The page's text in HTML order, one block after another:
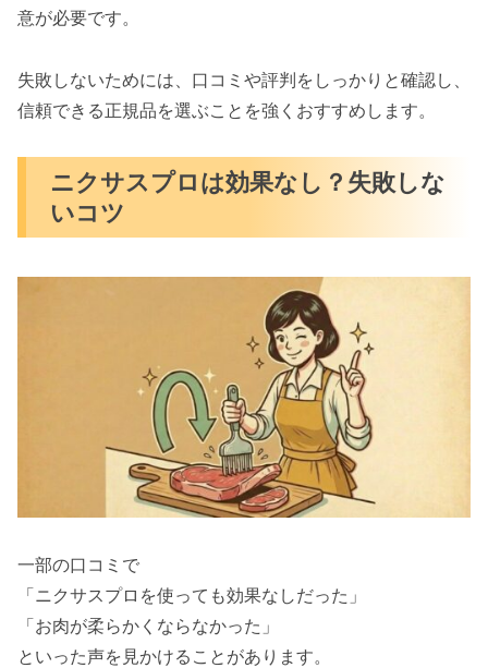
意が必要です。
失敗しないためには、口コミや評判をしっかりと確認し、
信頼できる正規品を選ぶことを強くおすすめします。
ニクサスプロは効果なし？失敗しな
いコツ
一部の口コミで
「ニクサスプロを使っても効果なしだった」
「お肉が柔らかくならなかった」
といった声を見かけることがあります。